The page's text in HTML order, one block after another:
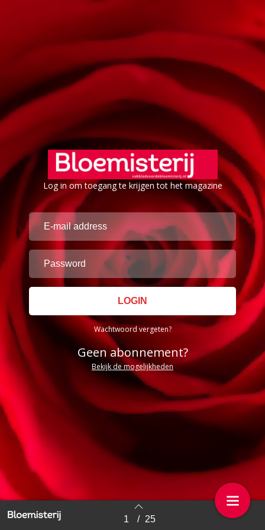
Log in om toegang te krijgen tot het magazine
Wachtwoord vergeten?
Geen abonnement?
Bekijk de mogelijkheden
Back to index 1 / 25